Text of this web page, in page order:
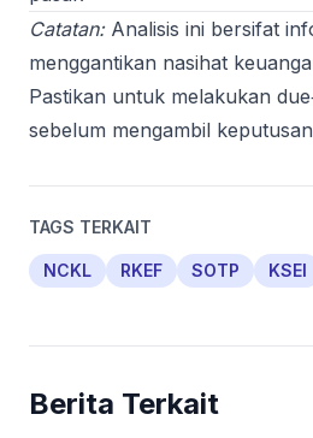
Catatan:Analisis ini bersifat
menggantikan nasihat
Pastikan untuk melakukan
sebelum mengambil
TAGS TERKAIT
NCKL RKEF SOTP KSEI
Berita Terkait